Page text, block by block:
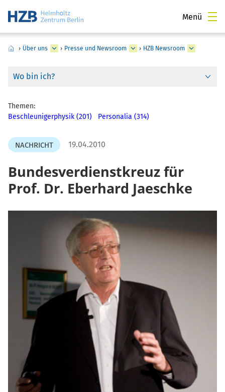
Menü
› Über uns › Presse und Newsroom › HZB Newsroom
Wo bin ich?
Themen:
Beschleunigerphysik (201)
Personalia (314)
NACHRICHT 19.04.2010
Bundesverdienstkreuz für
Prof. Dr. Eberhard Jaeschke